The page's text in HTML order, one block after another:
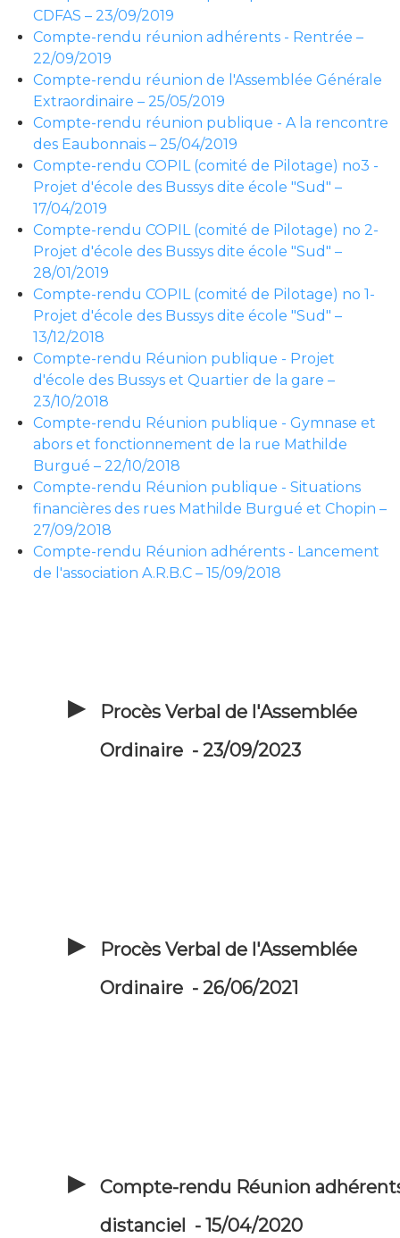
CDFAS – 23/09/2019
Compte-rendu réunion adhérents - Rentrée –
22/09/2019
Compte-rendu réunion de l'Assemblée Générale
Extraordinaire – 25/05/2019
Compte-rendu réunion publique - A la rencontre
des Eaubonnais – 25/04/2019
Compte-rendu COPIL (comité de Pilotage) no3 -
Projet d'école des Bussys dite école "Sud" –
17/04/2019
Compte-rendu COPIL (comité de Pilotage) no 2-
Projet d'école des Bussys dite école "Sud" –
28/01/2019
Compte-rendu COPIL (comité de Pilotage) no 1-
Projet d'école des Bussys dite école "Sud" –
13/12/2018
Compte-rendu Réunion publique - Projet
d'école des Bussys et Quartier de la gare –
23/10/2018
Compte-rendu Réunion publique - Gymnase et
abors et fonctionnement de la rue Mathilde
Burgué – 22/10/2018
Compte-rendu Réunion publique - Situations
financières des rues Mathilde Burgué et Chopin –
27/09/2018
Compte-rendu Réunion adhérents - Lancement
de l'association A.R.B.C – 15/09/2018
Procès Verbal de l'Assemblée
Ordinaire - 23/09/2023
Procès Verbal de l'Assemblée
Ordinaire - 26/06/2021
Compte-rendu Réunion
distanciel - 15/04/2020